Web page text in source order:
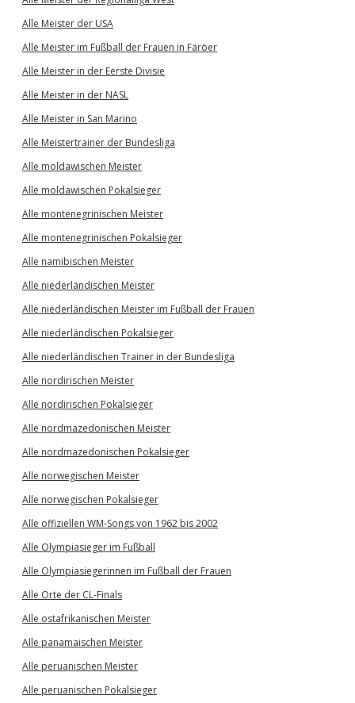
Alle Meister der USA
Alle Meister im Fußball der Frauen in Färöer
Alle Meister in der Eerste Divisie
Alle Meister in der NASL
Alle Meister in San Marino
Alle Meistertrainer der Bundesliga
Alle moldawischen Meister
Alle moldawischen Pokalsieger
Alle montenegrinischen Meister
Alle montenegrinischen Pokalsieger
Alle namibischen Meister
Alle niederländischen Meister
Alle niederländischen Meister im Fußball der Frauen
Alle niederländischen Pokalsieger
Alle niederländischen Trainer in der Bundesliga
Alle nordirischen Meister
Alle nordirischen Pokalsieger
Alle nordmazedonischen Meister
Alle nordmazedonischen Pokalsieger
Alle norwegischen Meister
Alle norwegischen Pokalsieger
Alle offiziellen WM-Songs von 1962 bis 2002
Alle Olympiasieger im Fußball
Alle Olympiasiegerinnen im Fußball der Frauen
Alle Orte der CL-Finals
Alle ostafrikanischen Meister
Alle panamaischen Meister
Alle peruanischen Meister
Alle peruanischen Pokalsieger